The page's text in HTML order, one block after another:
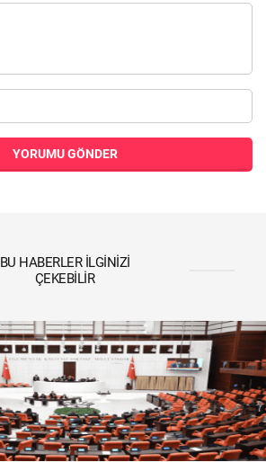
YORUMU GÖNDER
BU HABERLER İLGINIZI
ÇEKEBILIR